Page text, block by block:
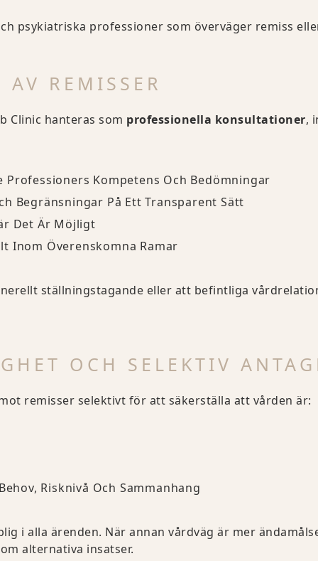
psykiatriska professioner som överväger remiss
REMISSER
Clinic hanteras som professionella konsultationer,
Professioners Kompetens Och Bedömningar
Begränsningar På Ett Transparent Sätt
Det Är Möjligt
Inom Överenskomna Ramar
ställningstagande eller att befintliga
OCH SELEKTIV
remisser selektivt för att säkerställa att vården är:
Risknivå Och Sammanhang
i alla ärenden. När annan vårdväg är mer
alternativa insatser.